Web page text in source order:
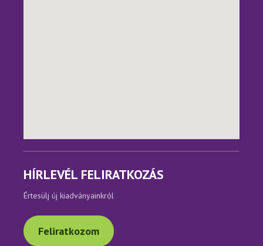
HÍRLEVÉL FELIRATKOZÁS
Értesülj új kiadványainkról
Feliratkozom